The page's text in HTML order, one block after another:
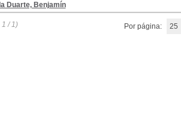
Duarte, Benjamín
1 / 1) Por página: 25